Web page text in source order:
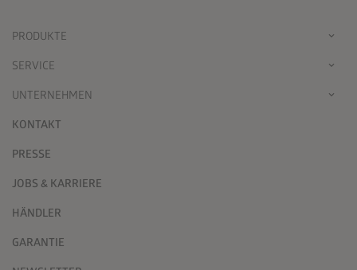
PRODUKTE
SERVICE
UNTERNEHMEN
KONTAKT
PRESSE
JOBS & KARRIERE
HÄNDLER
GARANTIE